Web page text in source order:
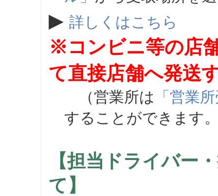
▶ 詳しくはこちら
※コンビニ等の店
て直接店舗へ発送
（営業所は 「営業
することができます
【担当ドライバー
て】